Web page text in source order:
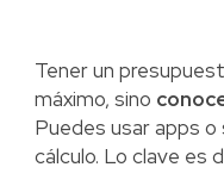
Tener un
máximo, sino
Puedes usar apps
cálculo. Lo clave es